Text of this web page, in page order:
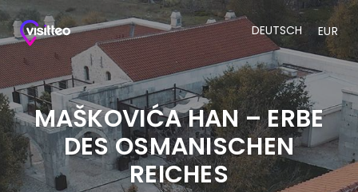
DEUTSCH EUR
MAŠKOVIĆA HAN – ERBE
DES OSMANISCHEN
REICHES